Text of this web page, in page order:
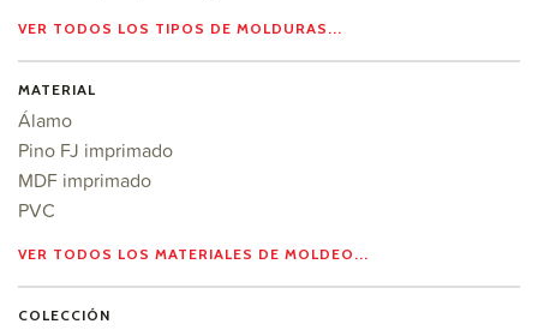
VER TODOS LOS TIPOS DE MOLDURAS...
MATERIAL
Álamo
Pino FJ imprimado
MDF imprimado
PVC
VER TODOS LOS MATERIALES DE MOLDEO...
COLECCIÓN